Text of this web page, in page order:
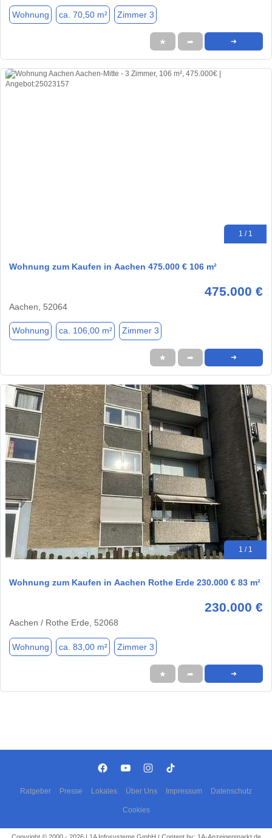
Wohnung ca. 70,50 m² Zimmer 3
★ ➦ ➜
1 / 1
Wohnung zum Kaufen in Aachen 475.000 € 106 m²
475.000 €
Aachen, 52064
Wohnung ca. 106,00 m² Zimmer 3
★ ➦ ➜
1 / 1
Wohnung zum Kaufen in Aachen Rothe Erde 230.000 € 83 m²
230.000 €
Aachen / Rothe Erde, 52068
Wohnung ca. 83,00 m² Zimmer 3
★ ➦ ➜
Ratgeber Presse Lokales Über Uns Impressum Datenschutz
Cookies